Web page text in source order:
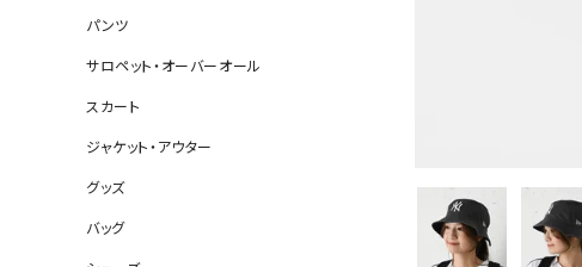
帽子
ソックス
パンツ
サロペット・オーバーオール
スカート
ジャケット・アウター
グッズ
バッグ